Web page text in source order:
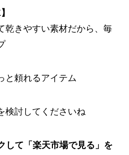
乾きやすい素材だから、毎
と頼れるアイテム
検討してくださいね
して「楽天市場で見る」を